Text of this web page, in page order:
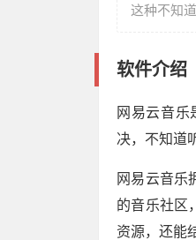
这种不知
软件介绍
网易云音
决，不知道
网易云音乐
的音乐社区
资源，还能